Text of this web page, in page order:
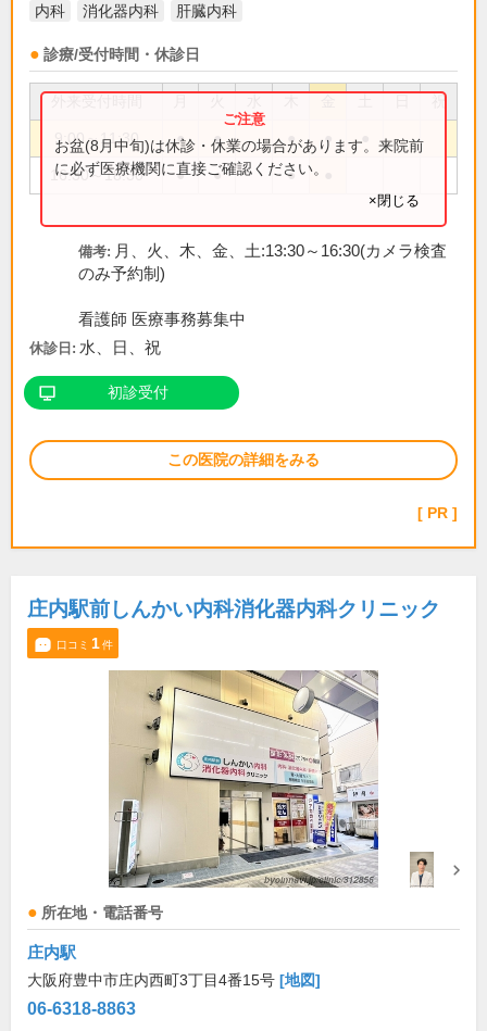
内科 消化器内科 肝臓内科
診療/受付時間・休診日
祝
9:00～11:30 ● ● ● ● ●
16:30～18:30 ● ● ●
お盆(8月中旬)は休診・休業の場合があります。来院前
に必ず医療機関に直接ご確認ください。
×閉じる
備考: 月、火、木、金、土:13:30～16:30(カメラ検査
のみ予約制)
看護師 医療事務募集中
休診日: 水、日、祝
初診受付
この医院の詳細をみる
PR
庄内駅前しんかい内科消化器内科クリニック
口コミ 1件
所在地・電話番号
庄内駅
大阪府豊中市庄内西町3丁目4番15号 [地図]
06-6318-8863